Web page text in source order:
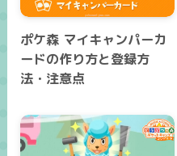
ポケ森 マイキャンパーカ
ードの作り方と登録方
法・注意点